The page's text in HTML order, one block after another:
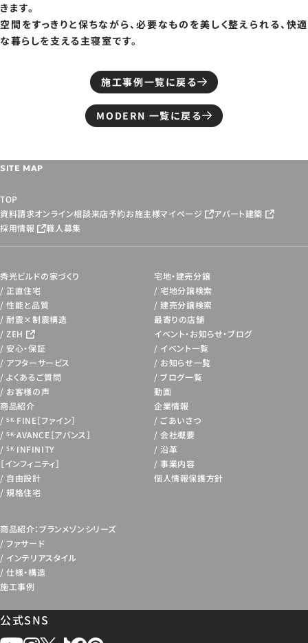
きます。
空間をすっきりと保ちながら、必要なものを美しく整えられる、快適
な暮らしを支える主寝室です。
施工事例一覧に戻る
MODERN 一覧に戻る
SITE MAP
TOP
資料請求オンライン相談来店予約お施主様マイページ
アパート建築
採用情報
職人募集
秀光ビルドの家づくり
正直住宅
性能と品質
耐震×制震構造
ZEH
安心・保証
アフターサービス
よくあるご質問
お客様の声
商品紹介
SK-FINE［ファイン］
SK-AVANCE［アバンス］
SK-INFINITY
［インフィニティ］
自由設計
規格住宅
商品紹介：ブランメゾンシリーズ
ファサード
インテリアスタイル
仕様・構造
施工事例
宅地・建売分譲
宅地分譲検索
建売分譲検索
最寄りの店舗
イベント・お知らせ・ブログ
イベント一覧
お知らせ一覧
ブログ一覧
動画
企業情報
ごあいさつ
会社概要
沿革
事業内容
個人情報保護方針
公式SNS